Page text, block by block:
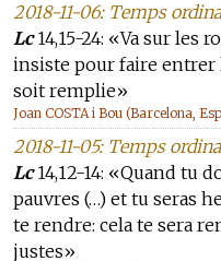
2018-11-06: Temps
Lc14,15-24: «Va sur les
insiste pour faire entrer
soit remplie»
Joan COSTA i Bou (Barcelona,
2018-11-05: Temps
Lc14,12-14: «Quand tu
pauvres (…) et tu seras
te rendre: cela te sera
justes»